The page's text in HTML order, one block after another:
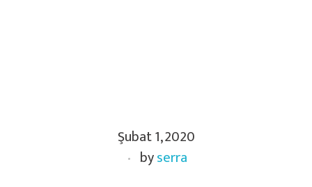
Şubat 1, 2020
byserra